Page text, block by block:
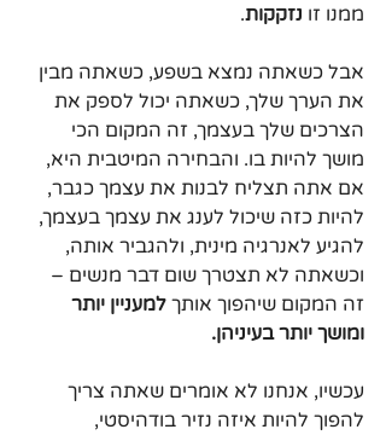
ממנו זו נזקקות.
אבל כשאתה נמצא בשפע, כשאתה מבין
את הערך שלך, כשאתה יכול לספק את
הצרכים שלך בעצמך, זה המקום הכי
מושך להיות בו. והבחירה המיטבית היא,
אם אתה תצליח לבנות את עצמך כגבר,
להיות כזה שיכול לענג את עצמך בעצמך,
להגיע לאנרגיה מינית, ולהגביר אותה,
וכשאתה לא תצטרך שום דבר מנשים –
זה המקום שיהפוך אותך למעניין יותר
ומושך יותר בעיניהן.
עכשיו, אנחנו לא אומרים שאתה צריך
להפוך להיות איזה נזיר בודהיסטי,